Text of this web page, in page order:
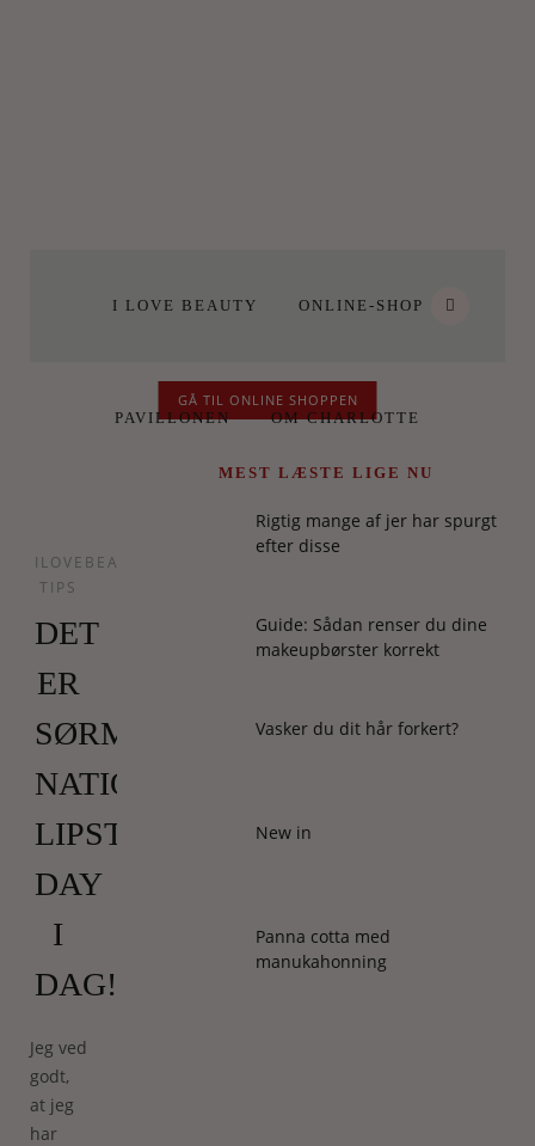
I LOVE BEAUTY ONLINE-SHOP
PAVILLONEN OM CHARLOTTE
GÅ TIL ONLINE SHOPPEN
ILOVEBEAUTY
TIPS
DET
ER
SØRME
NATIONAL
LIPSTICK
DAY
I
DAG!
Jeg ved
godt,
at jeg
har
MEST LÆSTE LIGE NU
Rigtig mange af jer har spurgt
efter disse
Guide: Sådan renser du dine
makeupbørster korrekt
Vasker du dit hår forkert?
New in
Panna cotta med
manukahonning